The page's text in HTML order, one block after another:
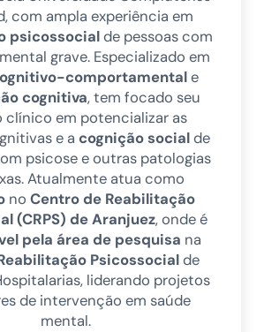
com ampla experiência em
psicossocialde pessoas com
grave. Especializado em
comportamentale
cognitiva, tem focado seu
clínico em potencializar as
e a cognição socialde
psicose e outras patologias
Atualmente atua como
noCentro de Reabilitação
(CRPS) de Aranjuez, onde é
pela área de pesquisa na
Psicossocialde
liderando projetos
de intervenção em saúde
mental.